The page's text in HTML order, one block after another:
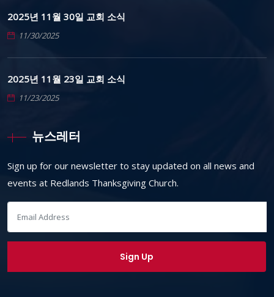
2025년 11월 30일 교회 소식
11/30/2025
2025년 11월 23일 교회 소식
11/23/2025
뉴스레터
Sign up for our newsletter to stay updated on all news and
events at Redlands Thanksgiving Church.